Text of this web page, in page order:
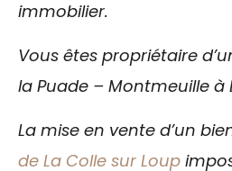
immobilier.
Vous êtes propriétaire
la Puade – Montmeuille à
La mise en vente d’un
de La Colle sur Loup